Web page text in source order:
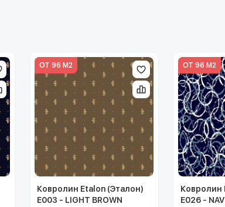
ОТ 96 М2
Ковролин Etalon (Эталон)
E003 - LIGHT BROWN
ОТ 96 М2
Ковролин
E026 -